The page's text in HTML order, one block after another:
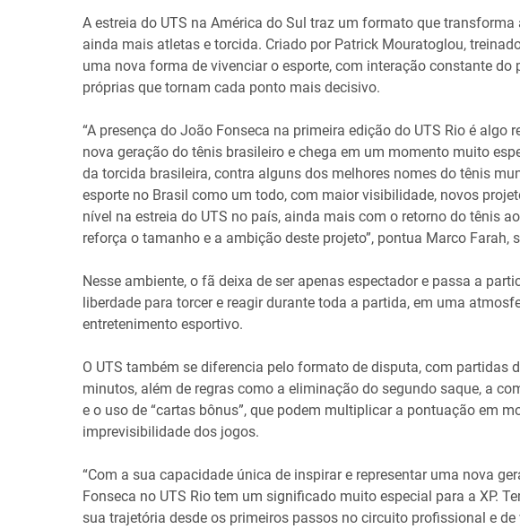
A estreia do UTS na América do Sul traz um formato que
ainda mais atletas e torcida. Criado por Patrick Mouratoglou,
uma nova forma de vivenciar o esporte, com interação constante
próprias que tornam cada ponto mais decisivo.
“A presença do João Fonseca na primeira edição do UTS Rio é algo
nova geração do tênis brasileiro e chega em um momento muito
da torcida brasileira, contra alguns dos melhores nomes do tênis
esporte no Brasil como um todo, com maior visibilidade, novos
nível na estreia do UTS no país, ainda mais com o retorno do tênis
reforça o tamanho e a ambição deste projeto”, pontua Marco Farah,
Nesse ambiente, o fã deixa de ser apenas espectador e passa a
liberdade para torcer e reagir durante toda a partida, em uma
entretenimento esportivo.
O UTS também se diferencia pelo formato de disputa, com partidas
minutos, além de regras como a eliminação do segundo saque, a
e o uso de “cartas bônus”, que podem multiplicar a pontuação em
imprevisibilidade dos jogos.
“Com a sua capacidade única de inspirar e representar uma nova
Fonseca no UTS Rio tem um significado muito especial para a XP.
sua trajetória desde os primeiros passos no circuito profissional e